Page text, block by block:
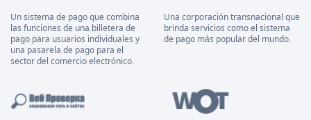
Un sistema de pago que combina
las funciones de una billetera de
pago para usuarios individuales y
una pasarela de pago para el
sector del comercio electrónico.
Una corporación transnacional que
brinda servicios como el sistema
de pago más popular del mundo.